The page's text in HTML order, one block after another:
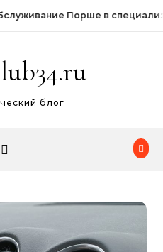
Порше в
блог